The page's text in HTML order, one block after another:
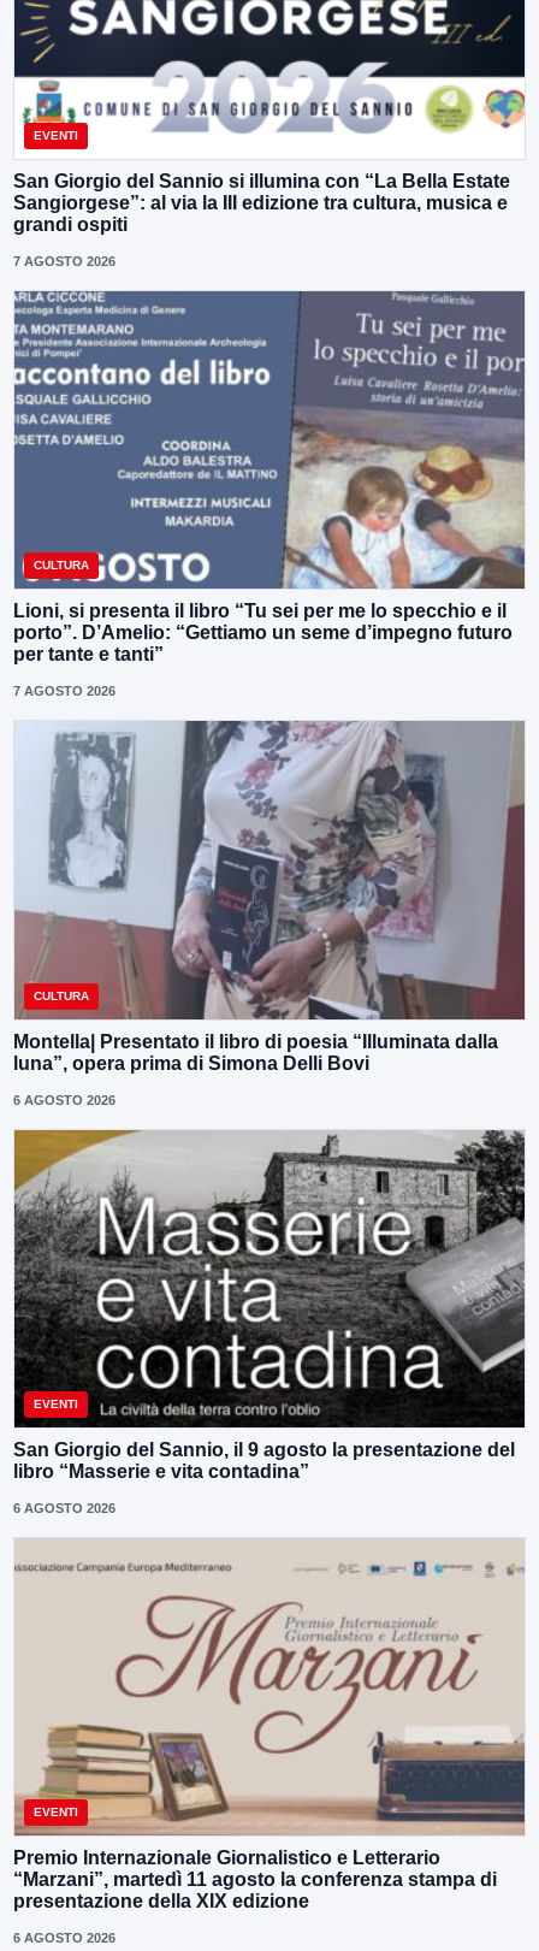
EVENTI
San Giorgio del Sannio si illumina con “La Bella Estate
Sangiorgese”: al via la III edizione tra cultura, musica e
grandi ospiti
7 AGOSTO 2026
CULTURA
Lioni, si presenta il libro “Tu sei per me lo specchio e il
porto”. D’Amelio: “Gettiamo un seme d’impegno futuro
per tante e tanti”
7 AGOSTO 2026
CULTURA
Montella| Presentato il libro di poesia “Illuminata dalla
luna”, opera prima di Simona Delli Bovi
6 AGOSTO 2026
EVENTI
San Giorgio del Sannio, il 9 agosto la presentazione del
libro “Masserie e vita contadina”
6 AGOSTO 2026
EVENTI
Premio Internazionale Giornalistico e Letterario
“Marzani”, martedì 11 agosto la conferenza stampa di
presentazione della XIX edizione
6 AGOSTO 2026